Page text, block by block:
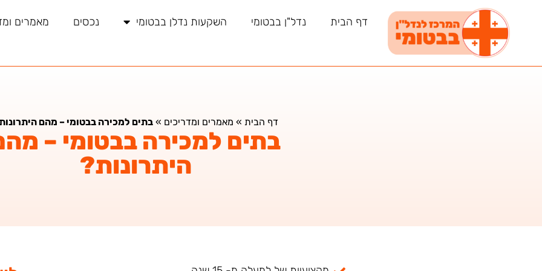
דף הבית נדל"ן בבטומי השקעות נדלן בבטומי נכסים מאמרים
דף הבית » מאמרים ומדריכים » בתים למכירה בבטומי – מהם
בתים למכירה בבטומי –
היתרונות?